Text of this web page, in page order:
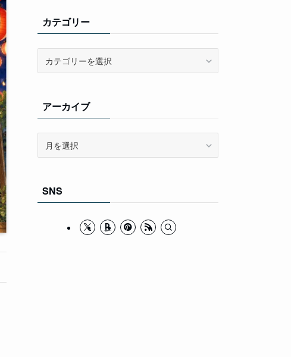
カテゴリー
ーアーカイブ
ブ
SNS